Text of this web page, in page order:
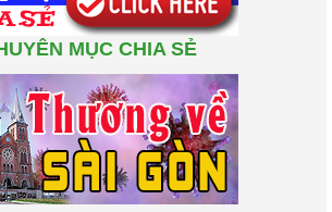
MỤC CHIA SẺ